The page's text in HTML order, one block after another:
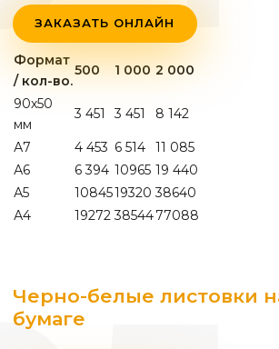
ЗАКАЗАТЬ ОНЛАЙН
Формат
/ кол-во.
500 1 000 2 000
90х50
мм
3 451 3 451 8 142
А7 4 453 6 514
11 085
А6
6 394 10965 19 440
А5
1084519320 38640
А4
19272 3854477088
Черно-белые листовки
бумаге